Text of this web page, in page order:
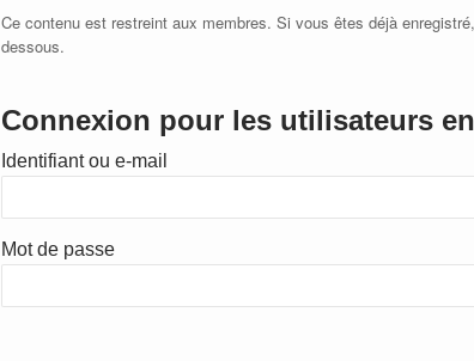
Ce contenu est restreint aux membres. Si vous êtes déjà
dessous.
Connexion pour les utilisateurs
Identifiant ou e-mail
Mot de passe